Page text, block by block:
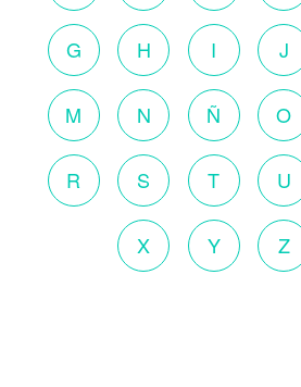
G H I J
M N Ñ O
R S T U
X Y Z